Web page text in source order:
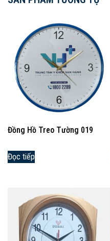
Đồng Hồ Treo Tường 019
Đọc tiếp